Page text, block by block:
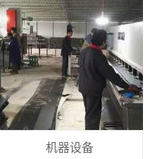
机器设备